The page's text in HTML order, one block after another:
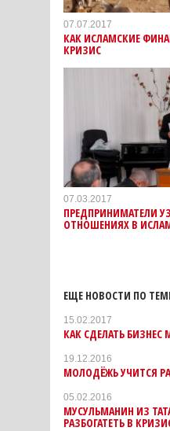
07.07.2017
КАК ИСЛАМСКИЕ
КРИЗИС
07.03.2017
ПРЕДПРИНИМАТЕЛИ
ОТНОШЕНИЯХ В
ЕЩЕ НОВОСТИ ПО
15.02.2017
КАК СДЕЛАТЬ
19.12.2016
МОЛОДЁЖЬ УЧИТСЯ
05.02.2016
МУСУЛЬМАНИН ИЗ
РАЗБОГАТЕТЬ В